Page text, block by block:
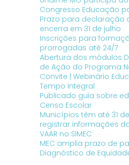
Congresso Educação
Prazo para declaração
encerra em 31 de julho
Inscrições para
prorrogadas até 24/7
Abertura dos módulos
de Ação do Programa
Convite | Webinário
Tempo Integral
Publicado guia sobre
Censo Escolar
Municípios têm até 31
registrar informações
VAAR no SIMEC
MEC amplia prazo de
Diagnóstico de